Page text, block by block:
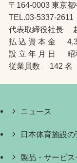
〒164-0003 東京
TEL.03-5337-
代表取締役社長
払 込 資 本 金
設 立 年 月 日 昭
従業員数 142 名
ニュース
日本体育施設の
製品・サービス